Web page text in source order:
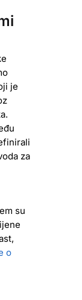
je
za
su
o